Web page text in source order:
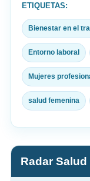
ETIQUETAS:
Bienestar en el
Entorno laboral
Mujeres
salud femenina
Radar Salud